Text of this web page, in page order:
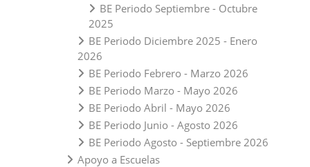
BE Periodo Septiembre - Octubre
2025
BE Periodo Diciembre 2025 - Enero
2026
BE Periodo Febrero - Marzo 2026
BE Periodo Marzo - Mayo 2026
BE Periodo Abril - Mayo 2026
BE Periodo Junio - Agosto 2026
BE Periodo Agosto - Septiembre 2026
Apoyo a Escuelas